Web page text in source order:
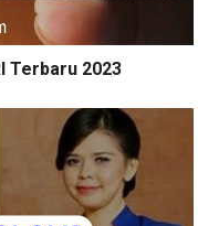
Terbaru 2023